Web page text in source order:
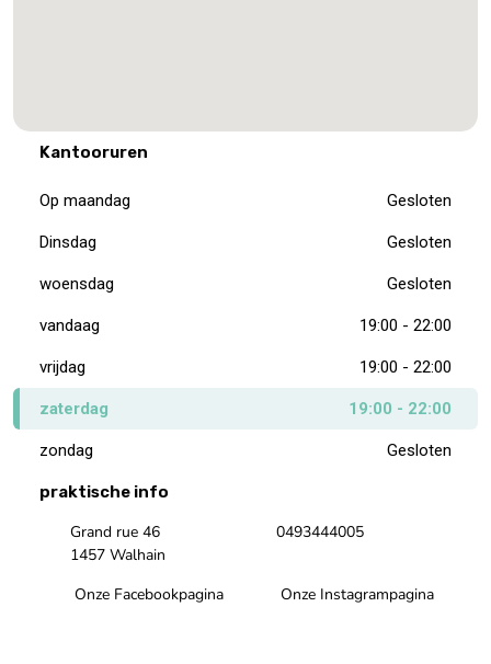
Kantooruren
Op maandag Gesloten
Dinsdag Gesloten
woensdag Gesloten
vandaag 19:00 - 22:00
vrijdag 19:00 - 22:00
zaterdag 19:00 - 22:00
zondag Gesloten
praktische info
Grand rue 46
1457 Walhain
0493444005
Onze Facebookpagina Onze Instagrampagina